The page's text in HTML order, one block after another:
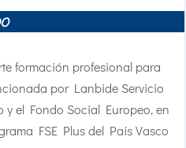
formación profesional para
por Lanbide Servicio
y el Fondo Social Europeo,en
FSE Plus del País Vasco